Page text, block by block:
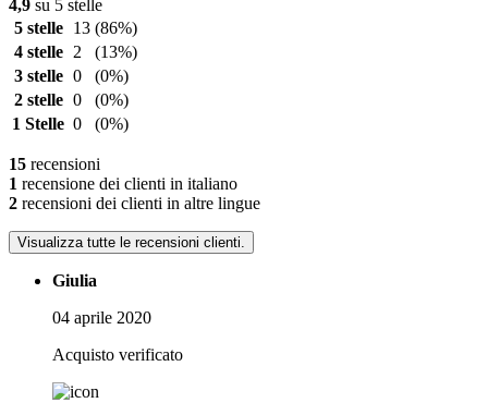
4,9 su 5 stelle
5 stelle
13 (86%)
4 stelle
2
(13%)
3 stelle 0
(0%)
2 stelle 0
(0%)
1 Stelle 0 (0%)
15 recensioni
1 recensione dei clienti in italiano
2 recensioni dei clienti in altre lingue
Visualizza tutte le recensioni clienti.
Giulia
04 aprile 2020
Acquisto verificato